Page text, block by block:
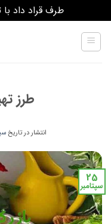
طرف قراد داد
طرز
انتشار در تاریخ
25
سپتامبر